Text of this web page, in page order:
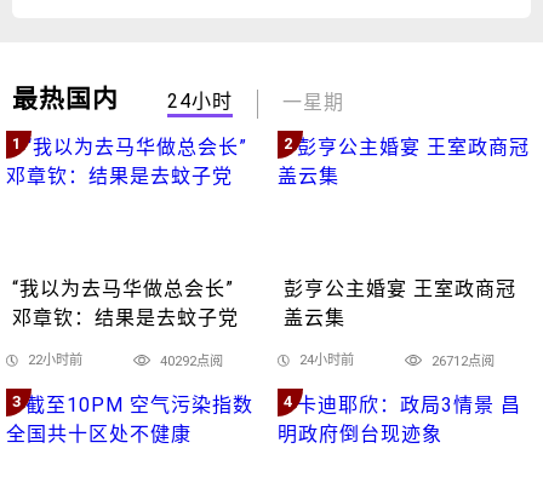
最热国内 24小时 一星期
1
“我以为去马华做总会长”
邓章钦：结果是去蚊子党
22小时前 40292点阅
2
彭亨公主婚宴 王室政商冠
盖云集
24小时前 26712点阅
3 4